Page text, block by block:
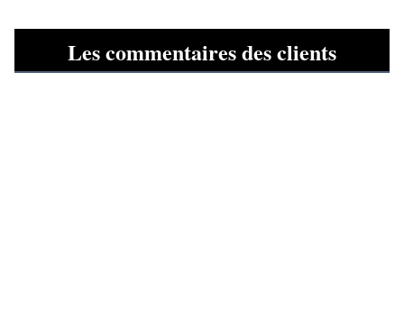
Les commentaires des clients